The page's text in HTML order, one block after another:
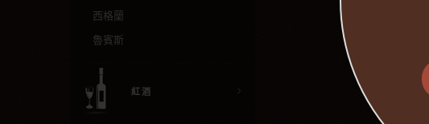
西格蘭
魯賓斯
紅酒